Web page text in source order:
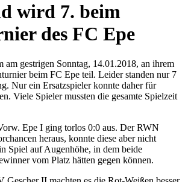
wird 7. beim
des FC Epe
am gestrigen Sonntag, 14.01.2018, an ihrem
beim FC Epe teil. Leider standen nur 7
Nur ein Ersatzspieler konnte daher für
Viele Spieler mussten die gesamte Spielzeit
Epe I ging torlos 0:0 aus. Der RWN
heraus, konnte diese aber nicht
Spiel auf Augenhöhe, in dem beide
vom Platz hätten gegen können.